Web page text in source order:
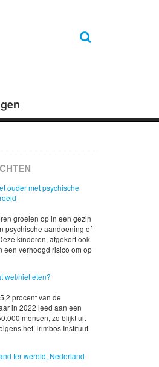
ouder met psychische
groeien op in een gezin
psychische aandoening of
kinderen, afgekort ook
een verhoogd risico om op
wel/niet eten?
procent van de
in 2022 leed aan een
mensen, zo blijkt uit
het Trimbos Instituut
ter wereld, Nederland